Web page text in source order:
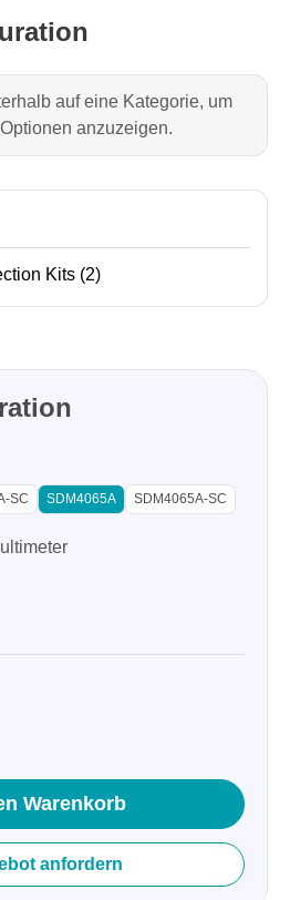
auf eine Kategorie, um
anzuzeigen.
Kits (2)
SC SDM4065A SDM4065A-SC
Warenkorb
anfordern